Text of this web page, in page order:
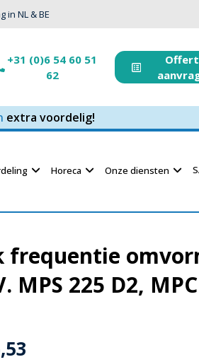
in NL & BE
+31 (0)6 54 60 51
62
extra voordelig!
Horeca Onze diensten
frequentie
MPS 225 D2,